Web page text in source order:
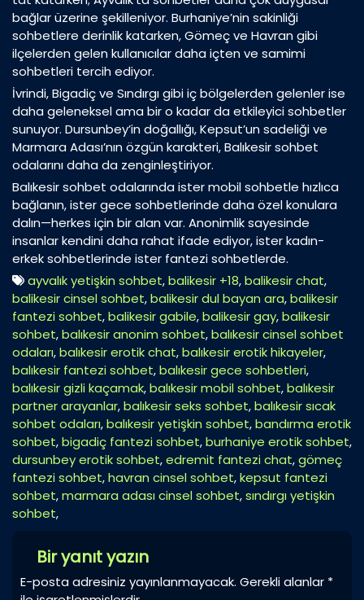
bağlar üzerine şekilleniyor. Burhaniye’nin sakinliği
sohbetlere derinlik katarken, Gömeç ve Havran gibi
ilçelerden gelen kullanıcılar daha içten ve samimi
sohbetleri tercih ediyor.
İvrindi, Bigadiç ve Sındırgı gibi iç bölgelerden gelenler ise
daha geleneksel ama bir o kadar da etkileyici sohbetler
sunuyor. Dursunbey’in doğallığı, Kepsut’un sadeliği ve
Marmara Adası’nın özgün karakteri, Balıkesir sohbet
odalarını daha da zenginleştiriyor.
Balıkesir sohbet odalarında ister mobil sohbetle hızlıca
bağlanın, ister gece sohbetlerinde daha özel konulara
dalın—herkes için bir alan var. Anonimlik sayesinde
insanlar kendini daha rahat ifade ediyor, ister kadın-
erkek sohbetlerinde ister fantezi sohbetlerde.
ayvalık yetişkin sohbet,balikesir +18,balikesir chat,
balikesir cinsel sohbet,balikesir dul bayan ara,balikesir
fantezi sohbet,balikesir gabile,balikesir gay,balikesir
sohbet,balıkesir anonim sohbet,balıkesir cinsel sohbet
odaları,balıkesir erotik chat,balıkesir erotik hikayeler,
balıkesir fantezi sohbet,balıkesir gece sohbetleri,
balıkesir gizli kaçamak,balıkesir mobil sohbet,balıkesir
partner arayanlar,balıkesir seks sohbet,balıkesir sıcak
sohbet odaları,balıkesir yetişkin sohbet,bandırma erotik
sohbet,bigadiç fantezi sohbet,burhaniye erotik sohbet,
dursunbey erotik sohbet,edremit fantezi chat,gömeç
fantezi sohbet,havran cinsel sohbet,kepsut fantezi
sohbet,marmara adası cinsel sohbet,sındırgı yetişkin
sohbet,
Bir yanıt yazın
E-posta adresiniz yayınlanmayacak. Gerekli alanlar *